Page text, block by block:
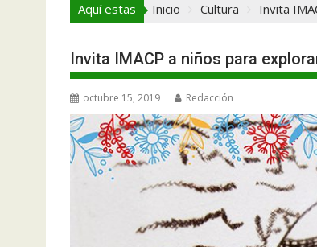
Aquí estas Inicio Cultura Invita
Invita IMACP a niños para
octubre 15, 2019 Redacción